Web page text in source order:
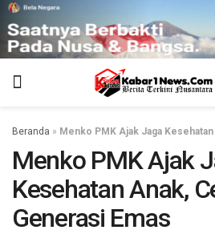
Beranda » Menko PMK Ajak Jaga
Menko PMK Ajak
Kesehatan Anak,
Generasi Emas